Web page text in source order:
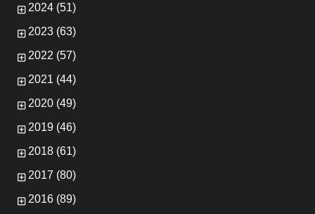
2024 (51)
2023 (63)
2022 (57)
2021 (44)
2020 (49)
2019 (46)
2018 (61)
2017 (80)
2016 (89)